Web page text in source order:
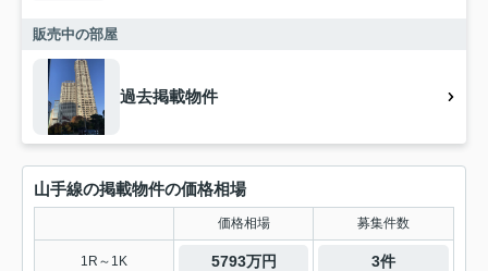
販売中の部屋
過去掲載物件
山手線の掲載物件の価格相場
価格相場 募集件数
1R～1K 5793万円 3件